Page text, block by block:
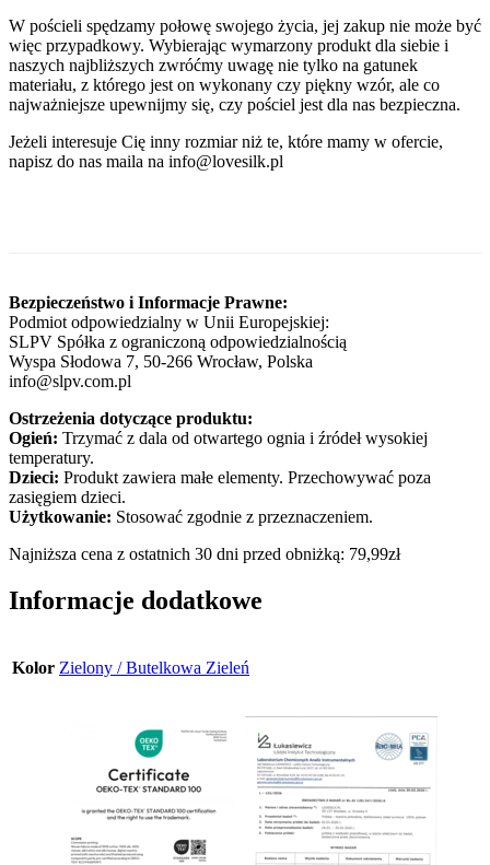
W pościeli spędzamy połowę swojego życia, jej zakup nie może być
więc przypadkowy. Wybierając wymarzony produkt dla siebie i
naszych najbliższych zwróćmy uwagę nie tylko na gatunek
materiału, z którego jest on wykonany czy piękny wzór, ale co
najważniejsze upewnijmy się, czy pościel jest dla nas bezpieczna.
Jeżeli interesuje Cię inny rozmiar niż te, które mamy w ofercie,
napisz do nas maila na info@lovesilk.pl
Bezpieczeństwo i Informacje Prawne:
Podmiot odpowiedzialny w Unii Europejskiej:
SLPV Spółka z ograniczoną odpowiedzialnością
Wyspa Słodowa 7, 50-266 Wrocław, Polska
info@slpv.com.pl
Ostrzeżenia dotyczące produktu:
Ogień: Trzymać z dala od otwartego ognia i źródeł wysokiej
temperatury.
Dzieci: Produkt zawiera małe elementy. Przechowywać poza
zasięgiem dzieci.
Użytkowanie: Stosować zgodnie z przeznaczeniem.
Najniższa cena z ostatnich 30 dni przed obniżką: 79,99zł
Informacje dodatkowe
Kolor Zielony / Butelkowa Zieleń